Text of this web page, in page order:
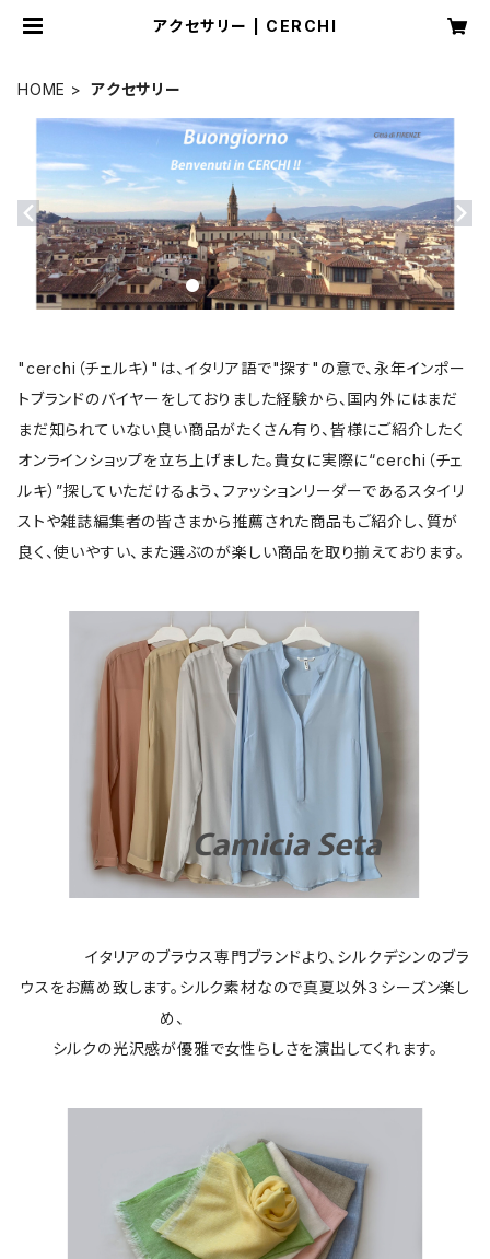
アクセサリー | CERCHI
HOME アクセサリー
"cerchi（チェルキ）"は、イタリア語で"探す"の意で、永年インポー
トブランドのバイヤーをしておりました経験から、国内外にはまだ
まだ知られていない良い商品がたくさん有り、皆様にご紹介したく
オンラインショップを立ち上げました。貴女に実際に“cerchi（チェ
ルキ）”探していただけるよう、ファッションリーダーであるスタイリ
ストや雑誌編集者の皆さまから推薦された商品もご紹介し、質が
良く、使いやすい、また選ぶのが楽しい商品を取り揃えております。
イタリアのブラウス専門ブランドより、シルクデシンのブラ
ウスをお薦め致します。シルク素材なので真夏以外３シーズン楽し
め、
シルクの光沢感が優雅で女性らしさを演出してくれます。